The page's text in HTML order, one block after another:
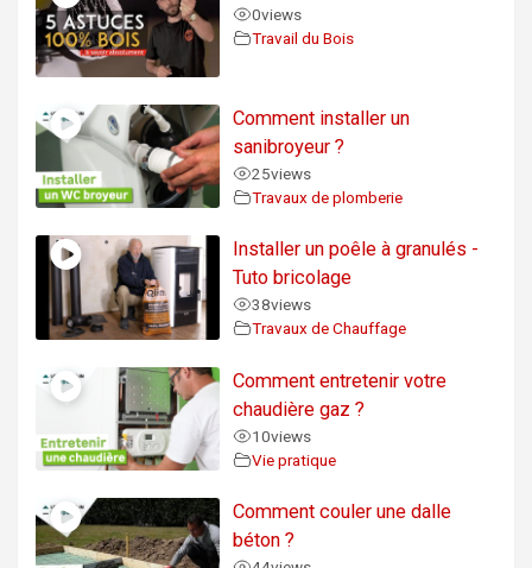
0views
Travail du Bois
Comment installer un
sanibroyeur ?
25views
Travaux de plomberie
Installer un poêle à granulés -
Tuto bricolage
38views
Travaux de Chauffage
Comment entretenir votre
chaudière gaz ?
10views
Vie pratique
Comment couler une dalle
béton ?